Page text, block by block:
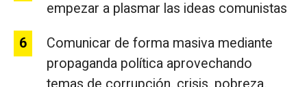
empezar a plasmar las ideas comunistas
Comunicar de forma masiva mediante
propaganda política aprovechando